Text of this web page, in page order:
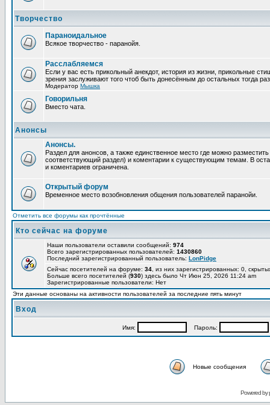
Творчество
Параноидальное
Всякое творчество - паранойя.
Расслабляемся
Если у вас есть прикольный анекдот, история из жизни, прикольные
зрения заслуживают того чтоб быть донесённым до остальных тогда
Модератор Мышка
Говорильня
Вместо чата.
Анонсы
Анонсы.
Раздел для анонсов, а также единственное место где можно
соответствующий раздел) и коментарии к существующим темам. В
и коментариев ограничена.
Открытый форум
Временное место возобновления общения пользователей паранойи.
Отметить все форумы как прочтённые
Кто сейчас на форуме
Наши пользователи оставили сообщений: 974
Всего зарегистрированных пользователей: 1430860
Последний зарегистрированный пользователь: LonPidge
Сейчас посетителей на форуме: 34 , из них зарегистрированных: 0,
Больше всего посетителей (930) здесь было Чт Июн 25, 2026 11:24 am
Зарегистрированные пользователи: Нет
Эти данные основаны на активности пользователей за последние пять минут
Вход
Имя: Пароль:
Новые сообщения
Powered by